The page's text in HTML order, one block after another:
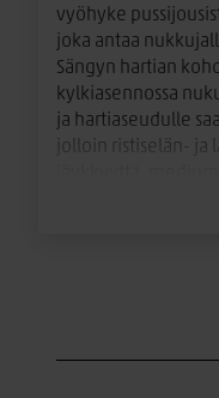
vyöhyke
joka antaa
Sängyn hartian
kylkiasennossa
ja hartiaseudulle
jolloin ristiselän- ja
jäykkyyttä,
Eden on